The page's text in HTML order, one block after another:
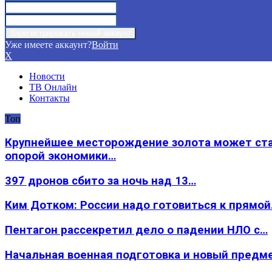
Уже имеете аккаунт?Войти
X
Новости
ТВ Онлайн
Контакты
Топ
Крупнейшее месторождение золота может
опорой экономики…
397 дронов сбито за ночь над 13…
Ким Дотком: России надо готовиться к
Пентагон рассекретил дело о падении НЛО с…
Начальная военная подготовка и новый